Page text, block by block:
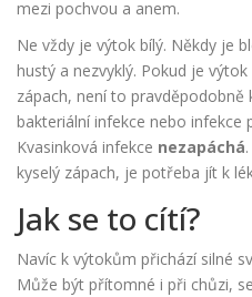
mezi pochvou a anem.
Ne vždy je výtok bílý. Někdy je
hustý a nezvyklý. Pokud je
zápach, není to
bakteriální infekce nebo infekce
Kvasinková infekce nezapáchá
kyselý zápach, je potřeba jít k
Jak se to cítí?
Navíc k výtokům přichází silné
Může být přítomné i při chůzi,